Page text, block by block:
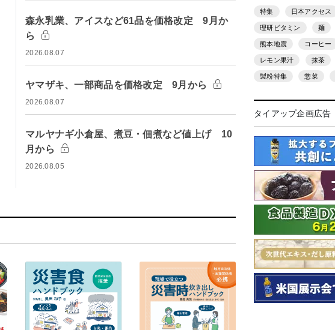
森永乳業、アイスなど61品を価格改定 9月か
ら
2026.08.07
ヤマザキ、一部商品を価格改定 9月から
2026.08.07
マルヤナギ小倉屋、煮豆・佃煮など値上げ 10
月から
2026.08.05
特集 日本アクセス
理研ビタミン 麺
熊本地震 コーヒー
レモン果汁 抹茶
製粉特集 惣菜
タイアップ企画広告